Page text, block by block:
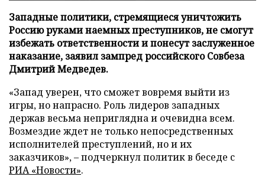
Западные политики, стремящиеся уничтожить
Россию руками наемных преступников, не смогут
избежать ответственности и понесут заслуженное
наказание, заявил зампред российского Совбеза
Дмитрий Медведев.
«Запад уверен, что сможет вовремя выйти из
игры, но напрасно. Роль лидеров западных
держав весьма неприглядна и очевидна всем.
Возмездие ждет не только непосредственных
исполнителей преступлений, но и их
заказчиков», – подчеркнул политик в беседе с
РИА «Новости».